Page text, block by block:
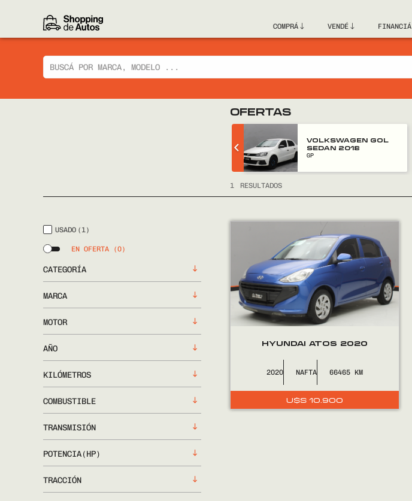
COMPRÁ VENDÉ FINANCIÁ
OFERTAS
VOLKSWAGEN GOL
SEDAN 2018
GP
1 RESULTADOS
USADO (1)
EN OFERTA (0)
CATEGORÍA
MARCA
MOTOR
AÑO
KILÓMETROS
COMBUSTIBLE
TRANSMISIÓN
POTENCIA(HP)
TRACCIÓN
HYUNDAI ATOS 2020
2020 NAFTA 66465
U$S 10.900